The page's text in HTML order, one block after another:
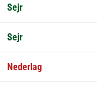
Sejr
Sejr
Nederlag